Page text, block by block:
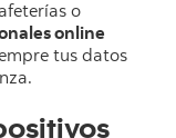
o
online
tus datos